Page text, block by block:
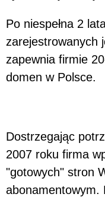
Po niespełna 2
zarejestrowanych
zapewnia firmie
domen w Polsce.
Dostrzegając
2007 roku firma
"gotowych" stron
abonamentowym.